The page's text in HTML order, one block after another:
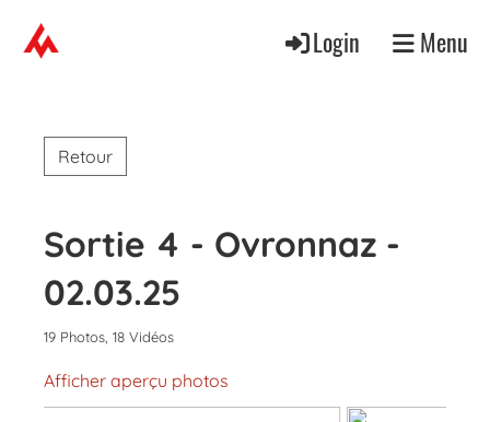
Login Menu
Retour
Sortie 4 - Ovronnaz -
02.03.25
19 Photos, 18 Vidéos
Afficher aperçu photos